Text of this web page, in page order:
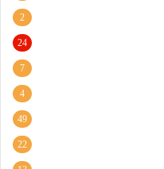
2
24
7
4
49
22